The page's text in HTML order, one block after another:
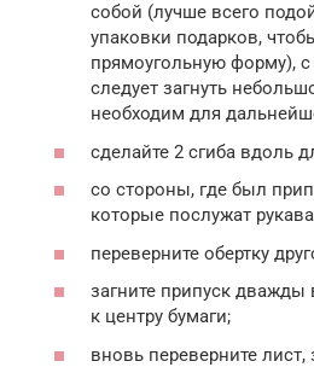
собой (лучше всего
упаковки подарков,
прямоугольную форму),
следует загнуть
необходим для
сделайте 2 сгиба вдоль
со стороны, где был
которые послужат
переверните обертку
загните припуск
к центру бумаги;
вновь переверните лист,